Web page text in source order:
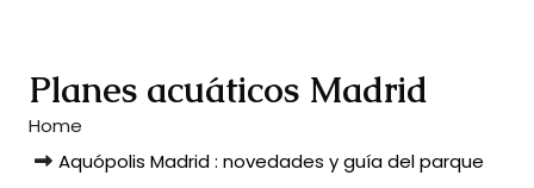
Planes acuáticos Madrid
Home
Aquópolis Madrid : novedades y guía del parque